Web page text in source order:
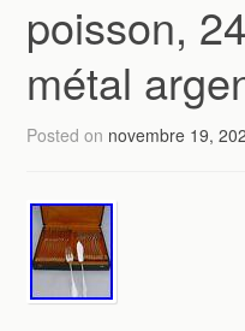
poisson,
métal
Posted on novembre 19,